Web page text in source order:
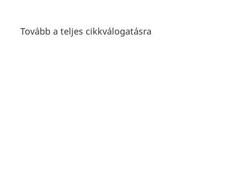
Tovább a teljes cikkválogatásra